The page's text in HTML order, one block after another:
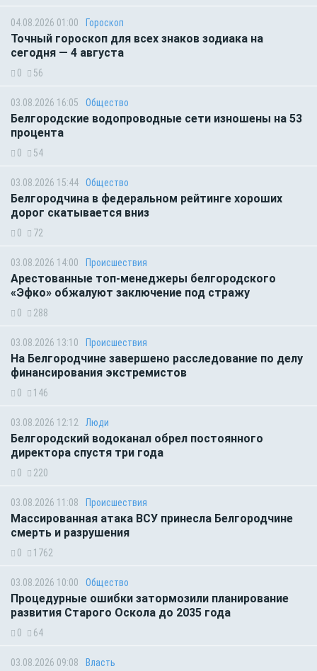
04.08.2026 01:00 Гороскоп
Точный гороскоп для всех знаков зодиака на
сегодня — 4 августа
0 56
03.08.2026 16:05 Общество
Белгородские водопроводные сети изношены на 53
процента
0 54
03.08.2026 15:44 Общество
Белгородчина в федеральном рейтинге хороших
дорог скатывается вниз
0 72
03.08.2026 14:00 Происшествия
Арестованные топ-менеджеры белгородского
«Эфко» обжалуют заключение под стражу
0 288
03.08.2026 13:10 Происшествия
На Белгородчине завершено расследование по делу
финансирования экстремистов
0 146
03.08.2026 12:12 Люди
Белгородский водоканал обрел постоянного
директора спустя три года
0 220
03.08.2026 11:08 Происшествия
Массированная атака ВСУ принесла Белгородчине
смерть и разрушения
0 1762
03.08.2026 10:00 Общество
Процедурные ошибки затормозили планирование
развития Старого Оскола до 2035 года
0 64
03.08.2026 09:08 Власть